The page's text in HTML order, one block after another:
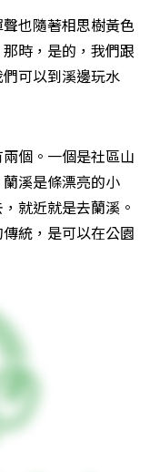
也隨著相思樹黃色
時，是的，我們跟
可以到溪邊玩水
個。一個是社區山
溪是條漂亮的小
就近就是去蘭溪。
統，是可以在公園